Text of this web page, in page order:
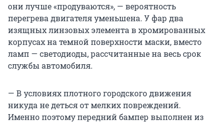
они лучше «продуваются», — вероятность
перегрева двигателя уменьшена. У фар два
изящных линзовых элемента в хромированных
корпусах на темной поверхности маски, вместо
ламп — светодиоды, рассчитанные на весь срок
службы автомобиля.
— В условиях плотного городского движения
никуда не деться от мелких повреждений.
Именно поэтому передний бампер выполнен из